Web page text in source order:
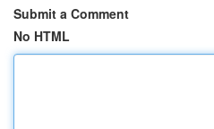
Submit a Comment
No HTML